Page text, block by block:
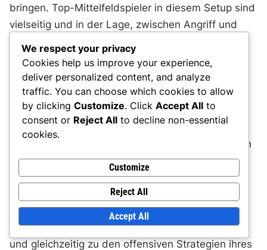
bringen. Top-Mittelfeldspieler in diesem Setup sind
vielseitig und in der Lage, zwischen Angriff und
Teamstruktur aufrechterhalten.
Profile von Top-Mittelfeldspielern in der 4-4-
2-Formation
Schlüsselspieler im Mittelfeld der 4-4-2-Formation
zeigen oft eine Mischung aus technischen
Fähigkeiten und taktischem Bewusstsein. Spieler
wie N’Golo Kanté und Kevin De Bruyne sind
herausragende Beispiele, die die Fähigkeit
demonstrieren, das Spiel des Gegners zu stören
und gleichzeitig zu den offensiven Strategien ihres
We respect your privacy
Cookies help us improve your experience,
deliver personalized content, and analyze
traffic. You can choose which cookies to allow
by clicking Customize. Click Accept All to
consent or Reject All to decline non-essential
cookies.
Customize
Reject All
Accept All